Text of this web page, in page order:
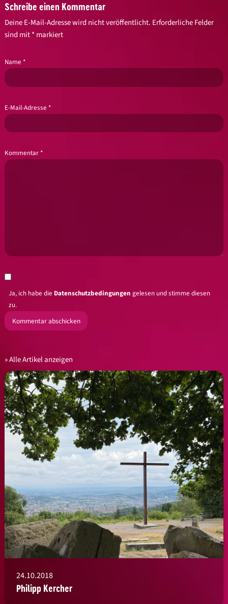
Schreibe einen Kommentar
Deine E-Mail-Adresse wird nicht veröffentlicht. Erforderliche Felder
sind mit*markiert
Name *
E-Mail-Adresse *
Kommentar *
Ja, ich habe die Datenschutzbedingungen gelesen und stimme diesen
zu.
Alle Artikel anzeigen
24.10.2018
Philipp Kercher